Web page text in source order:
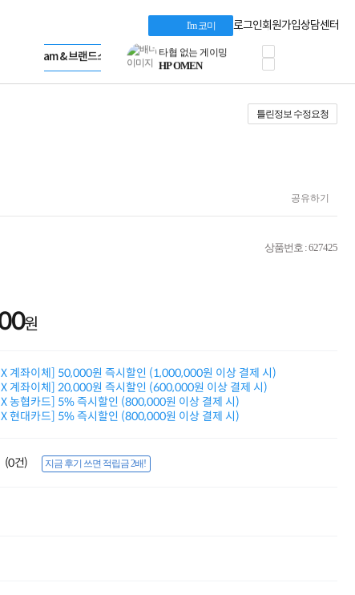
I'm 코미 로그인회원가입상담센터
LG gram & 브랜드스토어
Microsoft 브랜드스토어
AMD 브랜드스토어
Dell 구매 찬스
프로 에센셜
타협 없는 게이밍
HP OMEN
로지텍
적립금 3% 페이백
시스코 스위칭허브
누적 금액 별
적립금 페이백!
틀린정보 수정요청
공유하기
상품번호 : 627425
원
계좌이체] 50,000원 즉시할인 (1,000,000원 이상 결제 시)
계좌이체] 20,000원 즉시할인 (600,000원 이상 결제 시)
농협카드] 5% 즉시할인 (800,000원 이상 결제 시)
현대카드] 5% 즉시할인 (800,000원 이상 결제 시)
(0건) 지금 후기 쓰면 적립금 2배!